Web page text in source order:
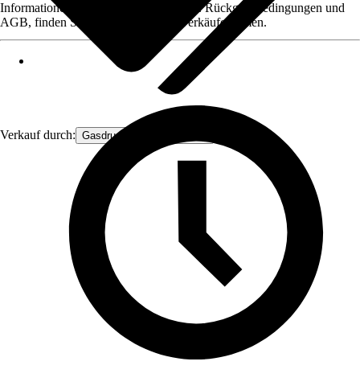
Verkauf durch: Gasdruckfeder Großhandel
Informationen des Verkäufers, wie z. B. Rückgabebedingungen und
AGB, finden Sie bei Klick auf den Verkäufernamen.